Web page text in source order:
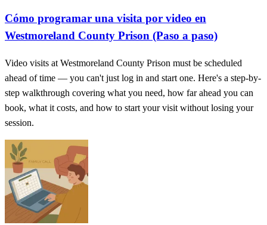
Cómo programar una visita por video en
Westmoreland County Prison (Paso a paso)
Video visits at Westmoreland County Prison must be scheduled
ahead of time — you can't just log in and start one. Here's a step-by-
step walkthrough covering what you need, how far ahead you can
book, what it costs, and how to start your visit without losing your
session.